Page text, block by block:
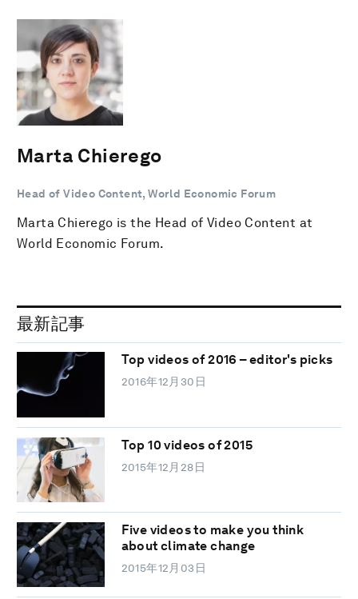
Marta Chierego
Head of Video Content, World Economic Forum
Marta Chierego is the Head of Video Content at
World Economic Forum.
最新記事
Top videos of 2016 – editor's picks
2016年12月30日
Top 10 videos of 2015
2015年12月28日
Five videos to make you think
about climate change
2015年12月03日